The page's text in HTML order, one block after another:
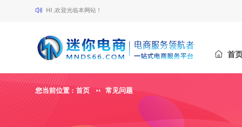
HI ,欢迎光临本网站！
首
您当前位置 : 首页 常见问题